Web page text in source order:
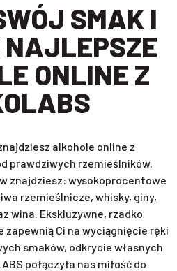
NAJLEPSZE
ONLINE Z
alkohole online z
prawdziwych rzemieślników.
znajdziesz: wysokoprocentowe
rzemieślnicze, whisky, giny,
wina. Ekskluzywne, rzadko
zapewnią Ci na wyciągnięcie ręki
smaków, odkrycie własnych
połączyła nas miłość do